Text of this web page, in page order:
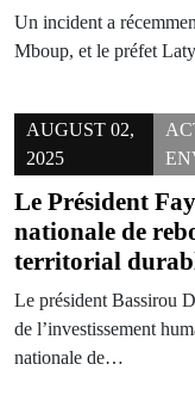
Un incident a
Mboup, et le préfet
AUGUST 02,
2025
Le Président
nationale de
territorial
Le président Bassirou
de l’investissement
nationale de…